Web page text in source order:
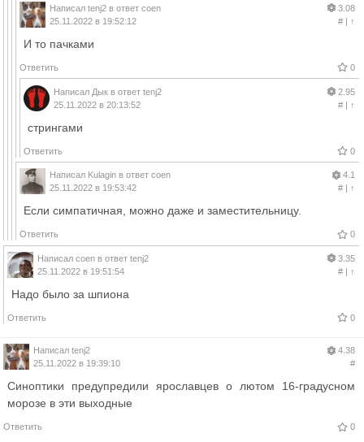
Написал tenj2 в ответ coen
25.11.2022 в 19:52:12
3.08
#| ↑
И то пачками
Ответить 0
Написал Дык в ответ tenj2
25.11.2022 в 20:13:52
2.95
#| ↑
стрингами
Ответить 0
Написал Kulagin в ответ coen
25.11.2022 в 19:53:42
4.1
#| ↑
Если симпатичная, можно даже и заместительницу.
Ответить 0
Написал coen в ответ tenj2
25.11.2022 в 19:51:54
3.35
#| ↑
Надо было за шпиона
Ответить 0
Написал tenj2
25.11.2022 в 19:39:10
4.38
#
Синоптики предупредили ярославцев о лютом 16-градусном
морозе в эти выходные
Ответить 0